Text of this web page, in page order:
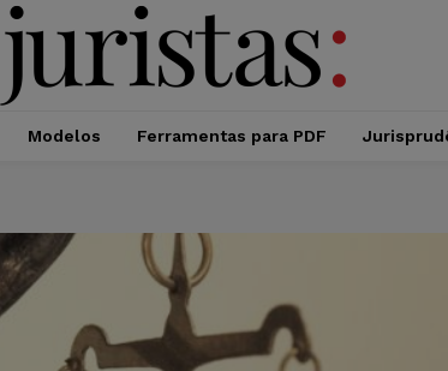
Modelos Ferramentas para PDF